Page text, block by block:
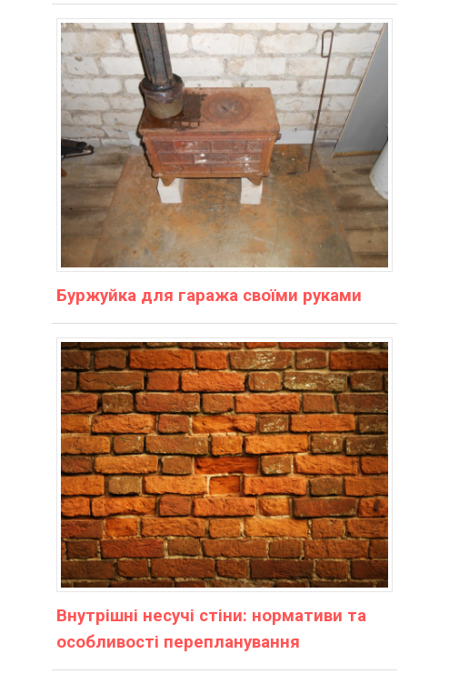
Буржуйка для гаража своїми руками
Внутрішні несучі стіни: нормативи та
особливості перепланування